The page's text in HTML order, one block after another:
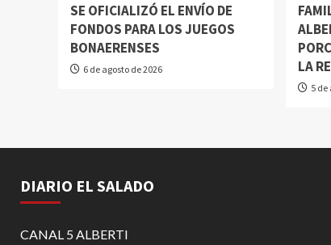
SE OFICIALIZÓ EL ENVÍO DE
FONDOS PARA LOS JUEGOS
BONAERENSES
6 de agosto de 2026
LA
5 de
DIARIO EL SALADO
CANAL 5 ALBERTI